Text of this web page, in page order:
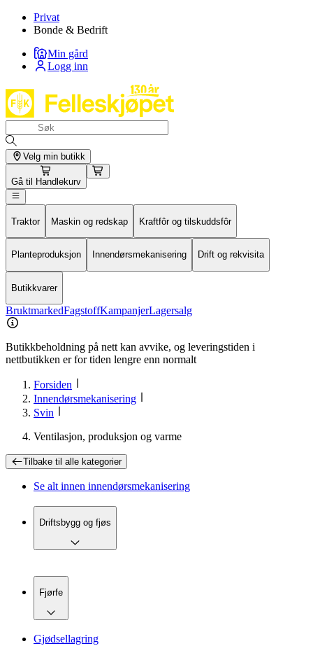
Privat
Bonde & Bedrift
Min gård
Logg inn
Velg min butikk
Gå til Handlekurv
Traktor Maskin og redskap Kraftfôr og tilskuddsfôr
Planteproduksjon Innendørsmekanisering Drift og rekvisita
Butikkvarer
BruktmarkedFagstoffKampanjerLagersalg
Butikkbeholdning på nett kan avvike, og leveringstiden i
nettbutikken er for tiden lengre enn normalt
Forsiden
Innendørsmekanisering
Svin
Ventilasjon, produksjon og varme
Tilbake til alle kategorier
Se alt innen innendørsmekanisering
Driftsbygg og fjøs
Fjørfe
Gjødsellagring